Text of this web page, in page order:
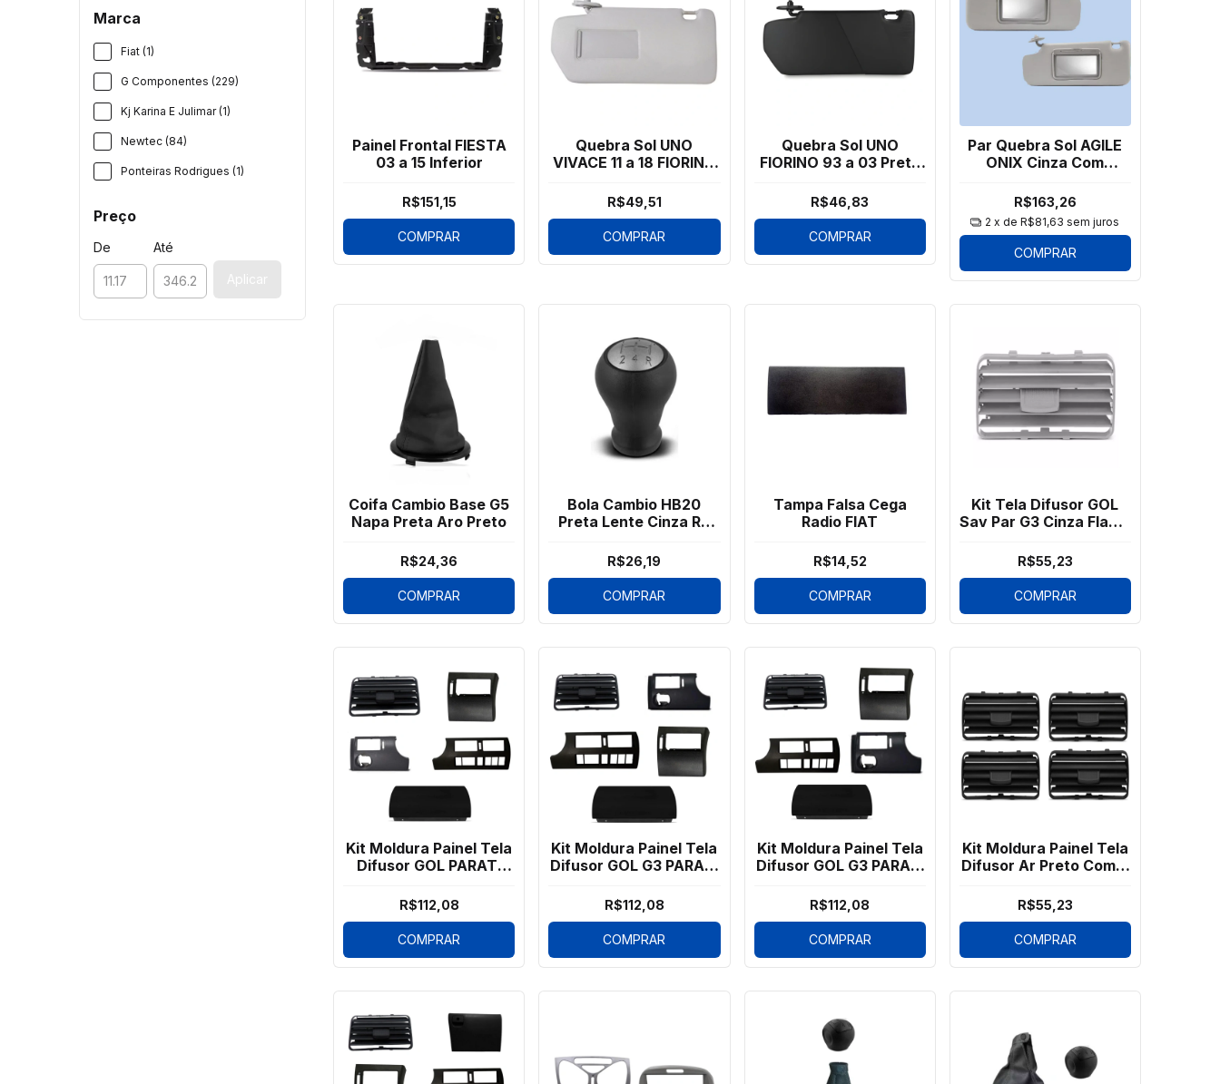
Marca
Fiat (1)
G Componentes (229)
Kj Karina E Julimar (1)
Newtec (84)
Ponteiras Rodrigues (1)
Preço
De Até
Aplicar
Painel Frontal FIESTA
03 a 15 Inferior
R$151,15
COMPRAR
Quebra Sol UNO
VIVACE 11 a 18 FIORINO
R$49,51
COMPRAR
Quebra Sol UNO
FIORINO 93 a 03 Preto
R$46,83
COMPRAR
Par Quebra Sol AGILE
ONIX Cinza Com
R$163,26
2 x deR$81,63 sem juros
COMPRAR
Coifa Cambio Base G5
Napa Preta Aro Preto
R$24,36
COMPRAR
Bola Cambio HB20
Preta Lente Cinza Ré
R$26,19
COMPRAR
Tampa Falsa Cega
Radio FIAT
R$14,52
COMPRAR
Kit Tela Difusor GOL
Sav Par G3 Cinza Flanel
R$55,23
COMPRAR
Kit Moldura Painel Tela
Difusor GOL PARATI
R$112,08
COMPRAR
Kit Moldura Painel Tela
Difusor GOL G3 PARATI
R$112,08
COMPRAR
Kit Moldura Painel Tela
Difusor GOL G3 PARATI
R$112,08
COMPRAR
Kit Moldura Painel Tela
Difusor Ar Preto Com 4
R$55,23
COMPRAR